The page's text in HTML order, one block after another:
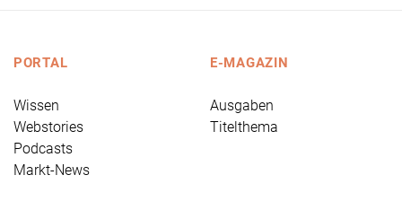
PORTAL
Wissen
Webstories
Podcasts
Markt-News
E-MAGAZIN
Ausgaben
Titelthema